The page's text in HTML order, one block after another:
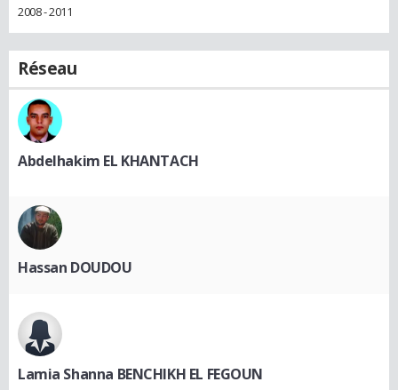
2008 - 2011
Réseau
Abdelhakim EL KHANTACH
Hassan DOUDOU
Lamia Shanna BENCHIKH EL FEGOUN